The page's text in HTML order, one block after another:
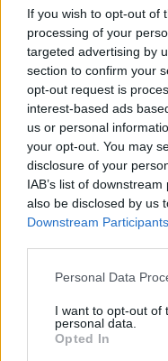
If you wish to opt-out of
processing of your
targeted advertising by
section to confirm your
opt-out request is
interest-based ads
us or personal
your opt-out. You may
disclosure of your
IAB’s list of
also be disclosed by us
Downstream Participants
Personal Data
I want to opt-out of
personal data.
Opted In
Letra Te desafio a
Letra Perdi por lento
Letra Amiga Mia
Letra Borrando Tus
+ Letras de Orquesta La